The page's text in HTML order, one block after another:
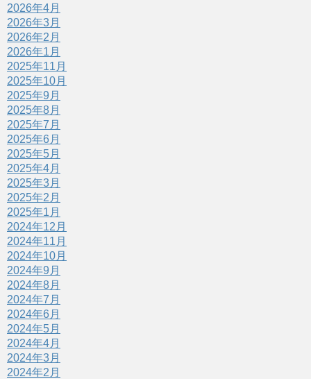
2026年4月
2026年3月
2026年2月
2026年1月
2025年11月
2025年10月
2025年9月
2025年8月
2025年7月
2025年6月
2025年5月
2025年4月
2025年3月
2025年2月
2025年1月
2024年12月
2024年11月
2024年10月
2024年9月
2024年8月
2024年7月
2024年6月
2024年5月
2024年4月
2024年3月
2024年2月